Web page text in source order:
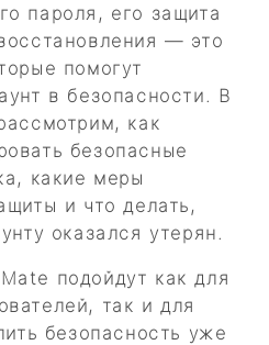
пароля, его защита
— это
помогут
в безопасности. В
как
безопасные
какие меры
и что делать,
оказался утерян.
подойдут как для
так и для
безопасность уже